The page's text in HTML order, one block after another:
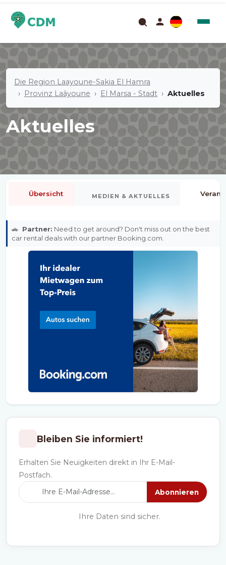
Die Region Laayoune-Sakia El Hamra
Provinz Laâyoune
El Marsa - Stadt Aktuelles
Aktuelles
Übersicht MEDIEN & AKTUELLES
🚗 Partner: Need to get around? Don't miss out on the best
car rental deals with our partner Booking.com.
Bleiben Sie informiert!
Erhalten Sie Neuigkeiten direkt in Ihr E-Mail-
Postfach.
Abonnieren
Ihre Daten sind sicher.